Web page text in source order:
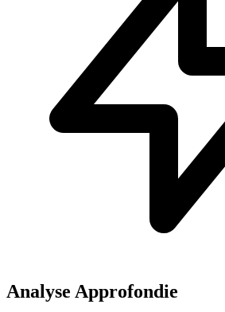
Analyse Approfondie